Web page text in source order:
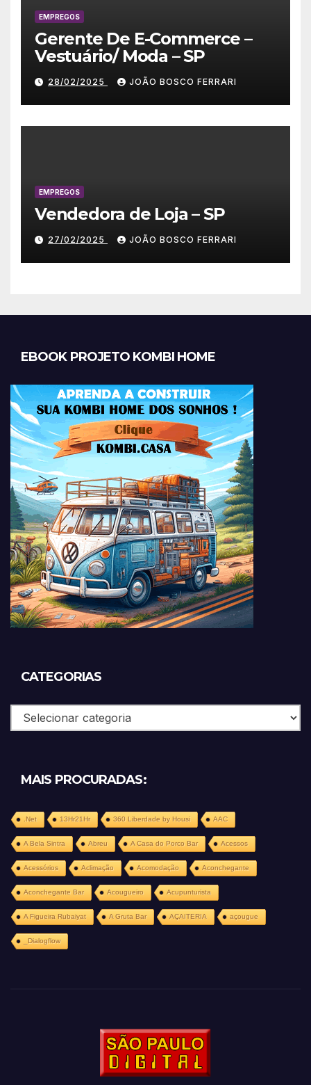
EMPREGOS
Gerente De E-Commerce –
Vestuário/ Moda – SP
28/02/2025 JOÃO BOSCO FERRARI
EMPREGOS
Vendedora de Loja – SP
27/02/2025 JOÃO BOSCO FERRARI
EBOOK PROJETO KOMBI HOME
CATEGORIAS
Categorias
MAIS PROCURADAS:
.Net 13Hr21Hr 360 Liberdade by Housi AAC
A Bela Sintra Abreu A Casa do Porco Bar Acessos
Acessórios Aclimação Acomodação Aconchegante
Aconchegante Bar Acougueiro Acupunturista
A Figueira Rubaiyat A Gruta Bar AÇAITERIA açougue
_Dialogflow